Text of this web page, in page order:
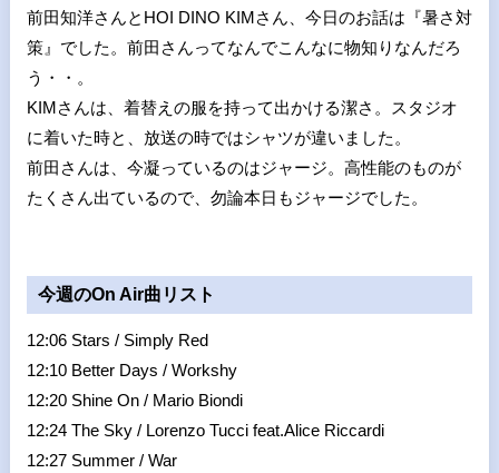
前田知洋さんとHOI DINO KIMさん、今日のお話は『暑さ対
策』でした。前田さんってなんでこんなに物知りなんだろ
う・・。
KIMさんは、着替えの服を持って出かける潔さ。スタジオ
に着いた時と、放送の時ではシャツが違いました。
前田さんは、今凝っているのはジャージ。高性能のものが
たくさん出ているので、勿論本日もジャージでした。
今週のOn Air曲リスト
12:06 Stars / Simply Red
12:10 Better Days / Workshy
12:20 Shine On / Mario Biondi
12:24 The Sky / Lorenzo Tucci feat.Alice Riccardi
12:27 Summer / War